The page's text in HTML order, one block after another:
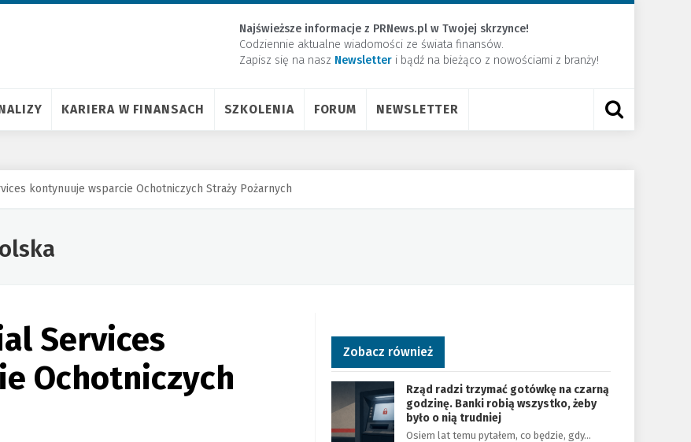
Najświeższe informacje z PRNews.pl w Twojej skrzynce!
Codziennie aktualne wiadomości ze świata finansów.
Zapisz się na nasz Newsletter ​i bądź na bieżąco z nowościami z branży!
KARIERA W FINANSACH SZKOLENIA FORUM NEWSLETTER
kontynuuje wsparcie Ochotniczych Straży Pożarnych
Services
Ochotniczych
Zobacz również
Rząd radzi trzymać gotówkę na czarną
godzinę. Banki robią wszystko, żeby
było o nią trudniej
Osiem lat temu pytałem, co będzie, gdy…